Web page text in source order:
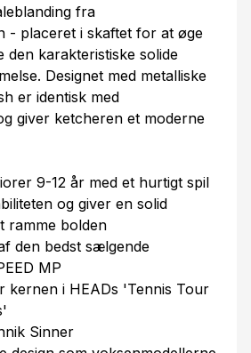
fra
- placeret i skaftet for at øge
den karakteristiske solide
Designet med metalliske
er identisk med
giver ketcheren et moderne
9-12 år med et hurtigt spil
og giver en solid
ramme bolden
den bedst sælgende
MP
kernen i HEADs 'Tennis Tour
Sinner